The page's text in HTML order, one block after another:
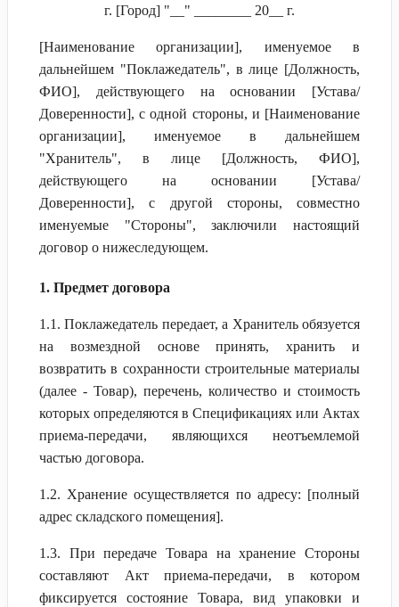
г. [Город] "__" ________ 20__ г.
[Наименование организации], именуемое в
дальнейшем "Поклажедатель", в лице [Должность,
ФИО], действующего на основании [Устава/
Доверенности], с одной стороны, и [Наименование
организации], именуемое в дальнейшем
"Хранитель", в лице [Должность, ФИО],
действующего на основании [Устава/
Доверенности], с другой стороны, совместно
именуемые "Стороны", заключили настоящий
договор о нижеследующем.
1. Предмет договора
1.1. Поклажедатель передает, а Хранитель обязуется
на возмездной основе принять, хранить и
возвратить в сохранности строительные материалы
(далее - Товар), перечень, количество и стоимость
которых определяются в Спецификациях или Актах
приема-передачи, являющихся неотъемлемой
частью договора.
1.2. Хранение осуществляется по адресу: [полный
адрес складского помещения].
1.3. При передаче Товара на хранение Стороны
составляют Акт приема-передачи, в котором
фиксируется состояние Товара, вид упаковки и